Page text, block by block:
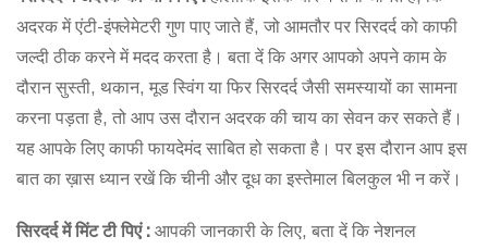
अदरक में एंटी-इंफ्लेमेटरी गुण पाए जाते हैं, जो आमतौर पर सिरदर्द को काफी
जल्दी ठीक करने में मदद करता है। बता दें कि अगर आपको अपने काम के
दौरान सुस्‍ती, थकान, मूड स्व‍िंग या फिर स‍िरदर्द जैसी समस्यायों का सामना
करना पड़ता है, तो आप उस दौरान अदरक की चाय का सेवन कर सकते हैं।
यह आपके लिए काफी फायदेमंद साबित हो सकता है। पर इस दौरान आप इस
बात का ख़ास ध्यान रखें कि चीनी और दूध का इस्‍तेमाल बिलकुल भी न करें।
सिरदर्द में मिंट टी पिएं : आपकी जानकारी के लिए, बता दें कि नेशनल